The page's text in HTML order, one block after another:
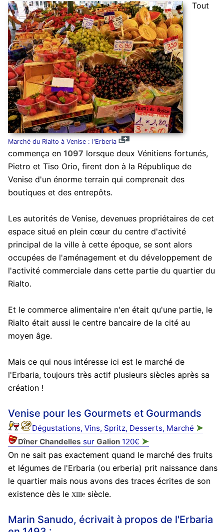
Marché du Rialto à Venise : l'Erberia
Tout
commença en 1097 lorsque deux Vénitiens fortunés,
Pietro et Tiso Orio, firent don à la République de
Venise d'un énorme terrain qui comprenait des
boutiques et des entrepôts.
Les autorités de Venise, devenues propriétaires de cet
espace situé en plein cœur du centre d'activité
principal de la ville à cette époque, se sont alors
occupées de l'aménagement et du développement de
l'activité commerciale dans cette partie du quartier du
Rialto.
Et le commerce alimentaire n'en était qu'une partie, le
Rialto était aussi le centre bancaire de la cité au
moyen âge.
Mais ce qui nous intéresse ici est le marché de
l'Erbaria, toujours très actif plusieurs siècles après sa
création !
Venise pour les Gourmets et Gourmands
Dégustations, Vins, Spritz, Desserts, Marché ➤
Dîner Chandelles sur Galion120€ ➤
On ne sait pas exactement quand le marché des fruits
et légumes de l'Erbaria (ou erberia) prit naissance dans
le quartier mais nous avons des traces écrites de son
existence dès le xiiiesiècle.
Marin Sanudo, écrivait à propos de l'Erbaria